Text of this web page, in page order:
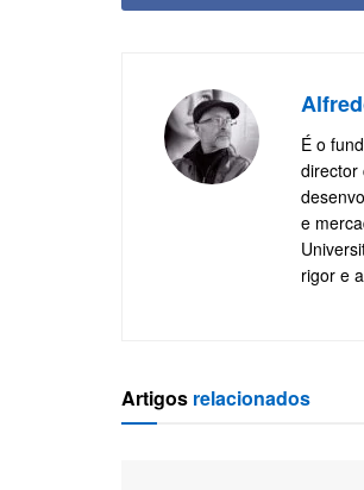
É o
director
e
rigor e
Artigos relacionados